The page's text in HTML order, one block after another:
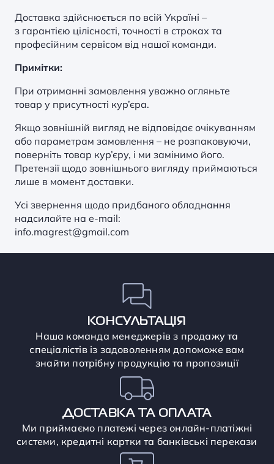
Доставка здійснюється по всій Україні –
з гарантією цілісності, точності в строках та
професійним сервісом від нашої команди.
Примітки:
При отриманні замовлення уважно огляньте
товар у присутності кур’єра.
Якщо зовнішній вигляд не відповідає очікуванням
або параметрам замовлення – не розпаковуючи,
поверніть товар кур’єру, і ми замінимо його.
Претензії щодо зовнішнього вигляду приймаються
лише в момент доставки.
Усі звернення щодо придбаного обладнання
надсилайте на e-mail:
info.magrest@gmail.com
КОНСУЛЬТАЦІЯ
Наша команда менеджерів з продажу та
спеціалістів із задоволенням допоможе вам
знайти потрібну продукцію та пропозиції
ДОСТАВКА ТА ОПЛАТА
Ми приймаємо платежі через онлайн-платіжні
системи, кредитні картки та банківські перекази